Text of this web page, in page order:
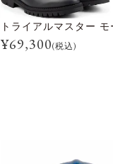
¥69,300(税込)